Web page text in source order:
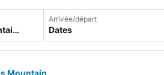
Arrivée/départ
Dates
Mountain